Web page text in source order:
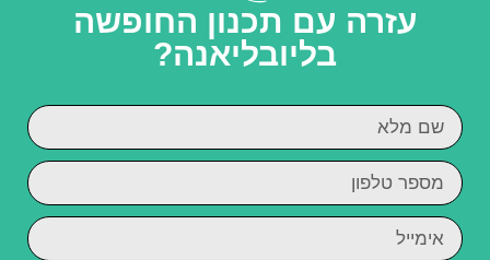
עזרה עם תכנון החופשה
בליובליאנה?